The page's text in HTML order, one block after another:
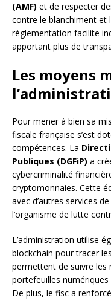
(AMF) et de respecter
contre le blanchiment et
réglementation facilite
apportant plus de
Les moyens
Pour mener à bien sa
fiscale française s’est
compétences. La
Publiques (DGFiP) a
cybercriminalité
cryptomonnaies. Cette
avec d’autres services
l’organisme de lutte
L’administration utilise
blockchain pour tracer
permettent de suivre
portefeuilles numériques
De plus, le fisc a